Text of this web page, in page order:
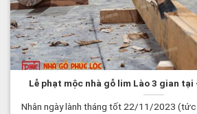
Lễ phạt mộc nhà gỗ lim Lào 3 gian tại
Nhân ngày lành tháng tốt 22/11/2023